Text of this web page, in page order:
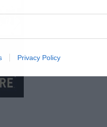
Privacy Policy